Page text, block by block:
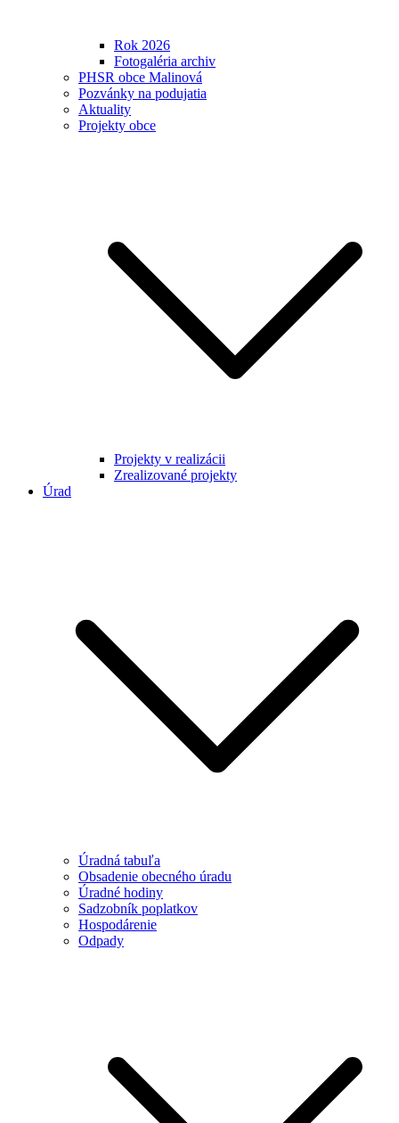
Rok 2026
Fotogaléria archiv
PHSR obce Malinová
Pozvánky na podujatia
Aktuality
Projekty obce
Projekty v realizácii
Zrealizované projekty
Úrad
Úradná tabuľa
Obsadenie obecného úradu
Úradné hodiny
Sadzobník poplatkov
Hospodárenie
Odpady